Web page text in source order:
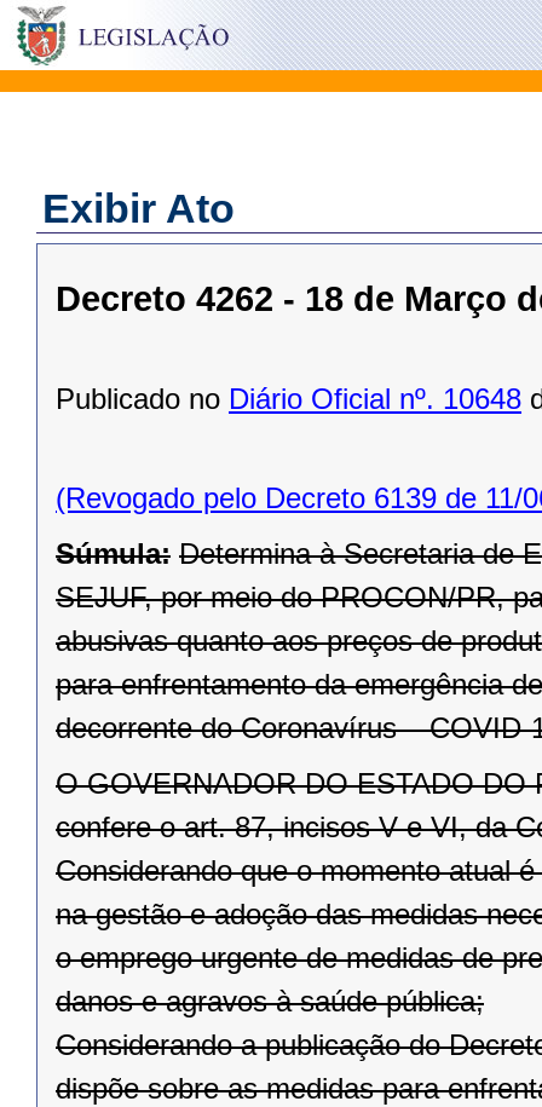
Exibir Ato
Decreto 4262 - 18 de Março
Publicado no Diário Oficial nº. 10648
(Revogado pelo Decreto 6139 de 11/
Súmula: Determina à Secretaria de
SEJUF, por meio do PROCON/PR,
abusivas quanto aos preços de
para enfrentamento da emergência
decorrente do Coronavírus – COVID-
O GOVERNADOR DO ESTADO DO
confere o art. 87, incisos V e VI, da
Considerando que o momento atual
na gestão e adoção das medidas
o emprego urgente de medidas de
danos e agravos à saúde pública;
Considerando a publicação do
dispõe sobre as medidas para